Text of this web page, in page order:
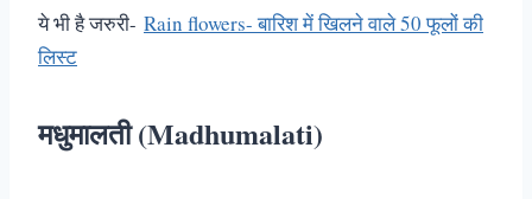
ये भी है जरुरी- Rain flowers- बारिश में खिलने वाले 50 फूलों की
लिस्ट
मधुमालती (Madhumalati)